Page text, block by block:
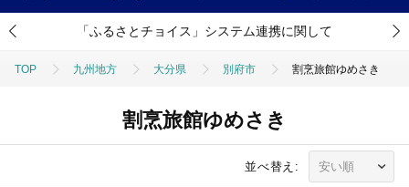
「ふるさとチョイス」システム連携に関して
TOP 九州地方 大分県 別府市 割烹旅館ゆめさき
割烹旅館ゆめさき
並べ替え: